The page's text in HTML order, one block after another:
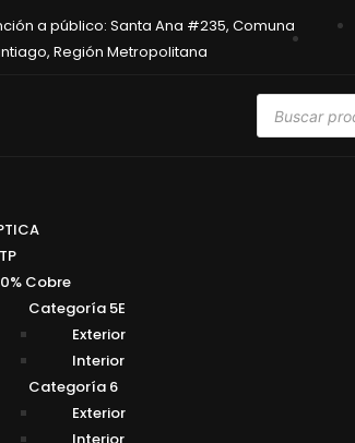
a público: Santa Ana #235, Comuna
Región Metropolitana
Cobre
Categoría 5E
Exterior
Interior
Categoría 6
Exterior